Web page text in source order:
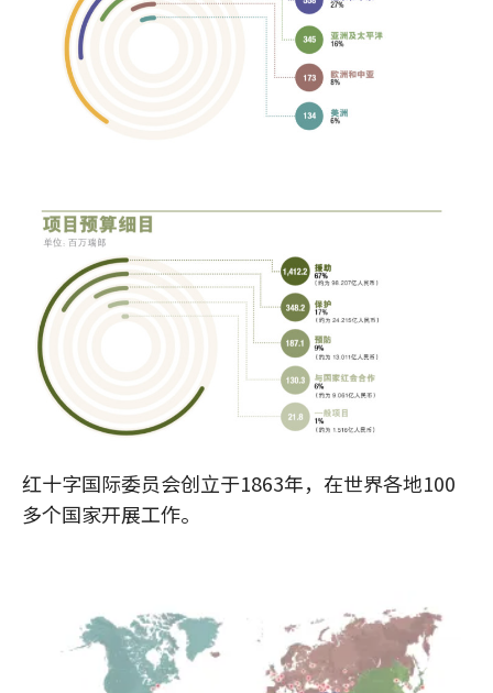
红十字国际委员会创立于1863年，在世界各地100
多个国家开展工作。